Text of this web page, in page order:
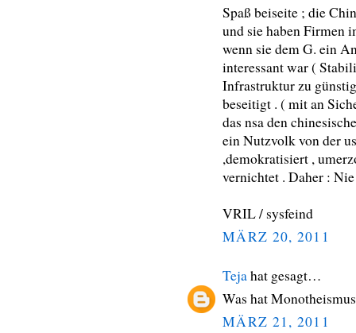
Spaß beiseite ; die
und sie haben Firmen
wenn sie dem G. ein
interessant war (
Infrastruktur zu
beseitigt . ( mit an
das nsa den
ein Nutzvolk von der
,demokratisiert ,
vernichtet . Daher :
VRIL / sysfeind
MÄRZ 20, 2011
Tejahat gesagt…
Was hat
MÄRZ 21, 2011